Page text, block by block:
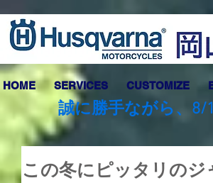
HOME SERVICES CUSTOMIZE
誠に勝手ながら、8/
この冬にピッタリのジ